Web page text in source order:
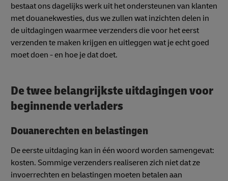
bestaat ons dagelijks werk uit het ondersteunen van klanten
met douanekwesties, dus we zullen wat inzichten delen in
de uitdagingen waarmee verzenders die voor het eerst
verzenden te maken krijgen en uitleggen wat je echt goed
moet doen - en hoe je dat doet.
De twee belangrijkste uitdagingen voor
beginnende verladers
Douanerechten en belastingen
De eerste uitdaging kan in één woord worden samengevat:
kosten. Sommige verzenders realiseren zich niet dat ze
invoerrechten en belastingen moeten betalen aan